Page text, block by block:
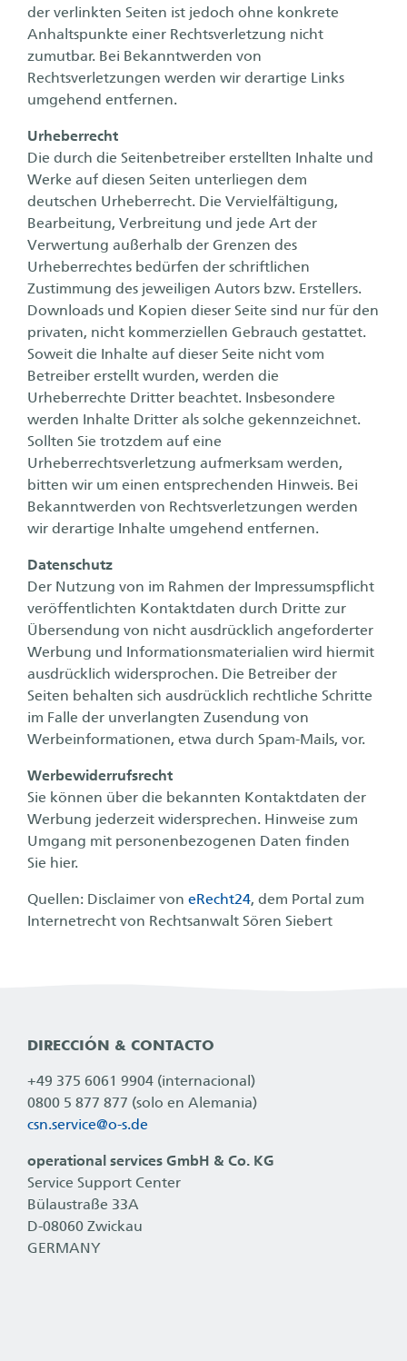
der verlinkten Seiten ist jedoch ohne konkrete
Anhaltspunkte einer Rechtsverletzung nicht
zumutbar. Bei Bekanntwerden von
Rechtsverletzungen werden wir derartige Links
umgehend entfernen.
Urheberrecht
Die durch die Seitenbetreiber erstellten Inhalte und
Werke auf diesen Seiten unterliegen dem
deutschen Urheberrecht. Die Vervielfältigung,
Bearbeitung, Verbreitung und jede Art der
Verwertung außerhalb der Grenzen des
Urheberrechtes bedürfen der schriftlichen
Zustimmung des jeweiligen Autors bzw. Erstellers.
Downloads und Kopien dieser Seite sind nur für den
privaten, nicht kommerziellen Gebrauch gestattet.
Soweit die Inhalte auf dieser Seite nicht vom
Betreiber erstellt wurden, werden die
Urheberrechte Dritter beachtet. Insbesondere
werden Inhalte Dritter als solche gekennzeichnet.
Sollten Sie trotzdem auf eine
Urheberrechtsverletzung aufmerksam werden,
bitten wir um einen entsprechenden Hinweis. Bei
Bekanntwerden von Rechtsverletzungen werden
wir derartige Inhalte umgehend entfernen.
Datenschutz
Der Nutzung von im Rahmen der Impressumspflicht
veröffentlichten Kontaktdaten durch Dritte zur
Übersendung von nicht ausdrücklich angeforderter
Werbung und Informationsmaterialien wird hiermit
ausdrücklich widersprochen. Die Betreiber der
Seiten behalten sich ausdrücklich rechtliche Schritte
im Falle der unverlangten Zusendung von
Werbeinformationen, etwa durch Spam-Mails, vor.
Werbewiderrufsrecht
Sie können über die bekannten Kontaktdaten der
Werbung jederzeit widersprechen. Hinweise zum
Umgang mit personenbezogenen Daten finden
Sie hier.
Quellen: Disclaimer von eRecht24, dem Portal zum
Internetrecht von Rechtsanwalt Sören Siebert
DIRECCIÓN & CONTACTO
+49 375 6061 9904 (internacional)
0800 5 877 877 (solo en Alemania)
csn.service@o-s.de
operational services GmbH & Co. KG
Service Support Center
Bülaustraße 33A
D-08060 Zwickau
GERMANY